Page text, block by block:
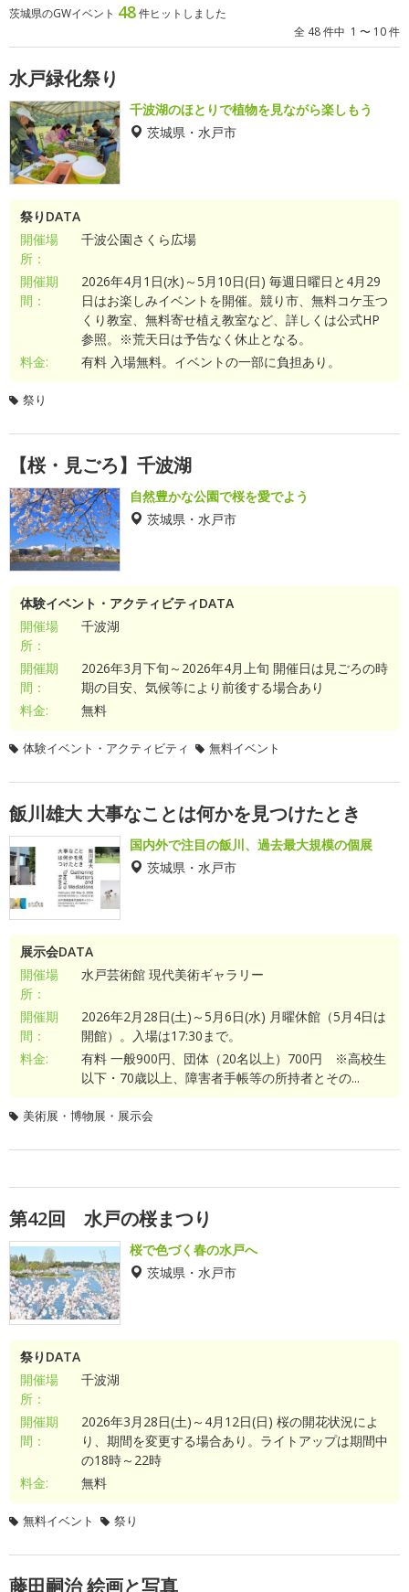
茨城県のGWイベント 48件ヒットしました
全 48 件中 1 〜 10 件
水戸緑化祭り
千波湖のほとりで植物を見ながら楽しもう
茨城県・水戸市
祭りDATA
開催場
所：
千波公園さくら広場
開催期
間：
2026年4月1日(水)～5月10日(日) 毎週日曜日と4月29
日はお楽しみイベントを開催。競り市、無料コケ玉つ
くり教室、無料寄せ植え教室など、詳しくは公式HP
参照。※荒天日は予告なく休止となる。
料金:
有料 入場無料。イベントの一部に負担あり。
祭り
【桜・見ごろ】千波湖
自然豊かな公園で桜を愛でよう
茨城県・水戸市
体験イベント・アクティビティDATA
開催場
所：
千波湖
開催期
間：
2026年3月下旬～2026年4月上旬 開催日は見ごろの時
期の目安、気候等により前後する場合あり
料金:
無料
体験イベント・アクティビティ 無料イベント
飯川雄大 大事なことは何かを見つけたとき
国内外で注目の飯川、過去最大規模の個展
茨城県・水戸市
展示会DATA
開催場
所：
水戸芸術館 現代美術ギャラリー
開催期
間：
2026年2月28日(土)～5月6日(水) 月曜休館（5月4日は
開館）。入場は17:30まで。
料金:
有料 一般900円、団体（20名以上）700円 ※高校生
以下・70歳以上、障害者手帳等の所持者とその...
美術展・博物展・展示会
第42回 水戸の桜まつり
桜で色づく春の水戸へ
茨城県・水戸市
祭りDATA
開催場
所：
千波湖
開催期
間：
2026年3月28日(土)～4月12日(日) 桜の開花状況によ
り、期間を変更する場合あり。ライトアップは期間中
の18時～22時
料金:
無料
無料イベント 祭り
藤田嗣治 絵画と写真